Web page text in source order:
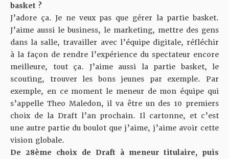
basket ?
J’adore ça. Je ne veux pas que gérer la partie basket.
J’aime aussi le business, le marketing, mettre des gens
dans la salle, travailler avec l’équipe digitale, réfléchir
à la façon de rendre l’expérience du spectateur encore
meilleure, tout ça. J’aime aussi la partie basket, le
scouting, trouver les bons jeunes par exemple. Par
exemple, en ce moment le meneur de mon équipe qui
s’appelle Theo Maledon, il va être un des 10 premiers
choix de la Draft l’an prochain. Il cartonne, et c’est
une autre partie du boulot que j’aime, j’aime avoir cette
vision globale.
De 28ème choix de Draft à meneur titulaire, puis